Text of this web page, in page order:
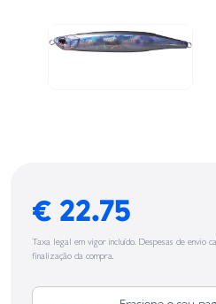
€ 22.75
Taxa legal em vigor incluído. Despesas de envio
finalização da compra.